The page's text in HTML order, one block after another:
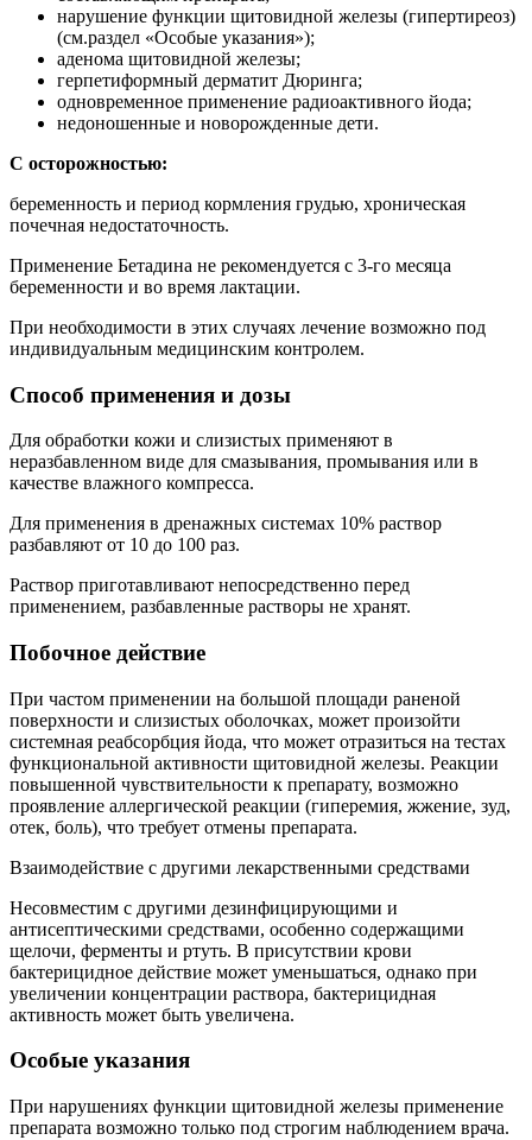
нарушение функции щитовидной железы (гипертиреоз)
(см.раздел «Особые указания»);
аденома щитовидной железы;
герпетиформный дерматит Дюринга;
одновременное применение радиоактивного йода;
недоношенные и новорожденные дети.
С осторожностью:
беременность и период кормления грудью, хроническая
почечная недостаточность.
Применение Бетадина не рекомендуется с 3-го месяца
беременности и во время лактации.
При необходимости в этих случаях лечение возможно под
индивидуальным медицинским контролем.
Способ применения и дозы
Для обработки кожи и слизистых применяют в
неразбавленном виде для смазывания, промывания или в
качестве влажного компресса.
Для применения в дренажных системах 10% раствор
разбавляют от 10 до 100 раз.
Раствор приготавливают непосредственно перед
применением, разбавленные растворы не хранят.
Побочное действие
При частом применении на большой площади раненой
поверхности и слизистых оболочках, может произойти
системная реабсорбция йода, что может отразиться на тестах
функциональной активности щитовидной железы. Реакции
повышенной чувствительности к препарату, возможно
проявление аллергической реакции (гиперемия, жжение, зуд,
отек, боль), что требует отмены препарата.
Взаимодействие с другими лекарственными средствами
Несовместим с другими дезинфицирующими и
антисептическими средствами, особенно содержащими
щелочи, ферменты и ртуть. В присутствии крови
бактерицидное действие может уменьшаться, однако при
увеличении концентрации раствора, бактерицидная
активность может быть увеличена.
Особые указания
При нарушениях функции щитовидной железы применение
препарата возможно только под строгим наблюдением врача.